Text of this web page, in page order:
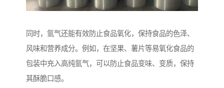
同时，氩气还能有效防止食品氧化，保持食品的色泽、
风味和营养成分。例如，在坚果、薯片等易氧化食品的
包装中充入高纯氩气，可以防止食品变味、变质，保持
其酥脆口感。